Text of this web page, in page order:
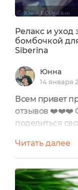
Релакс и уход
бомбочкой
Siberina
Юнна
14 января
Всем привет
отзывов ❤️❤️❤️
поделиться
начала хочу
натуральным
кислота),
Sea salt (соль
Читать далее